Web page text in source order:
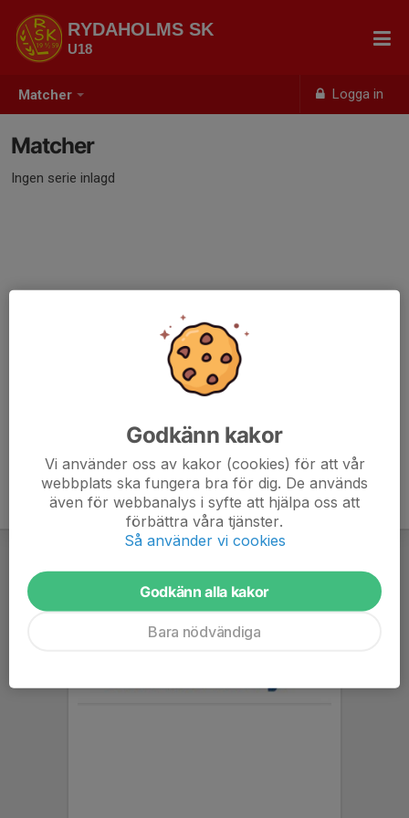
Matcher Logga in
RYDAHOLMS SK
U18
Matcher
Ingen serie inlagd
Godkänn kakor
Vi använder oss av kakor (cookies) för att vår
webbplats ska fungera bra för dig. De används
även för webbanalys i syfte att hjälpa oss att
förbättra våra tjänster.
Så använder vi cookies
Godkänn alla kakor
Bara nödvändiga